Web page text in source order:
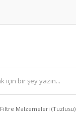
Filtre Malzemeleri (Tuzlusu)